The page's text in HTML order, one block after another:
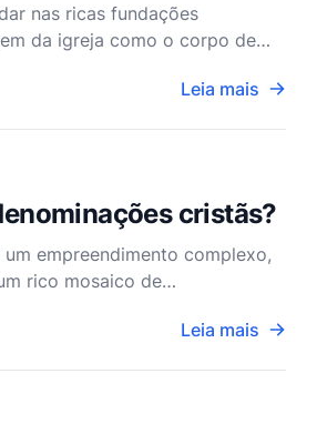
nas ricas fundações
da igreja como o corpo de
Leia mais
cristãs?
empreendimento complexo,
rico mosaico de
Leia mais